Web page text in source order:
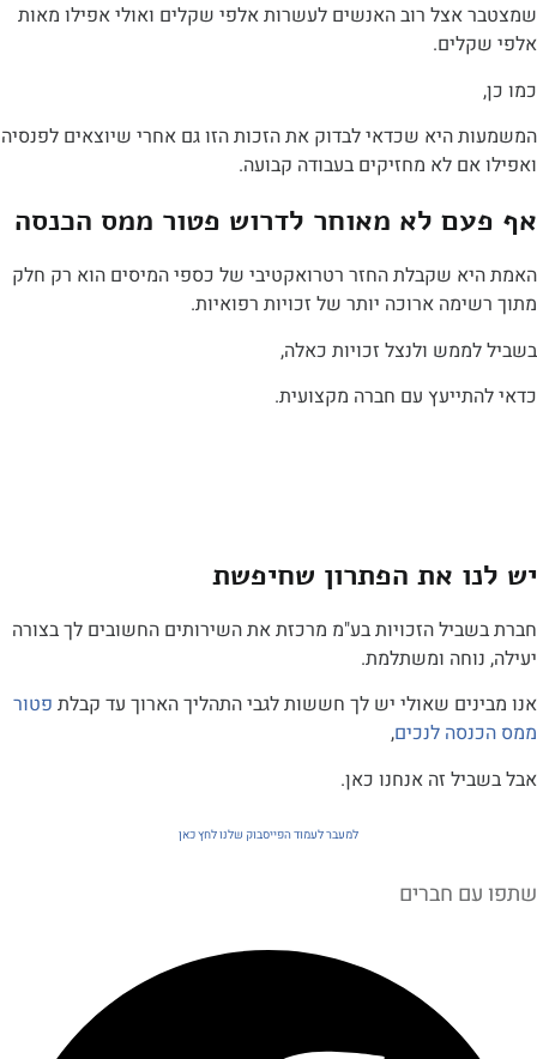
רוב האנשים לעשרות אלפי שקלים ואולי אפילו מאות
היא שכדאי לבדוק את הזכות הזו גם אחרי שיוצאים לפנסיה
לא מחזיקים בעבודה קבועה.
לא מאוחר לדרוש פטור ממס הכנסה
שקבלת החזר רטרואקטיבי של כספי המיסים הוא רק חלק
ארוכה יותר של זכויות רפואיות.
ולנצל זכויות כאלה,
עם חברה מקצועית.
את הפתרון שחיפשת
הזכויות בע"מ מרכזת את השירותים החשובים לך בצורה
ומשתלמת.
שאולי יש לך חששות לגבי התהליך הארוך עד קבלתפטור
לנכים,
זה אנחנו כאן.
למעבר לעמוד הפייסבוק שלנו לחץ כאן
חברים